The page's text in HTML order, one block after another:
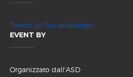
Tweets by ToscanaKarate
EVENT BY
Organizzato dall'ASD